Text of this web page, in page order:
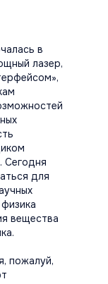
в
лазер,
Сегодня
для
вещества
пожалуй,